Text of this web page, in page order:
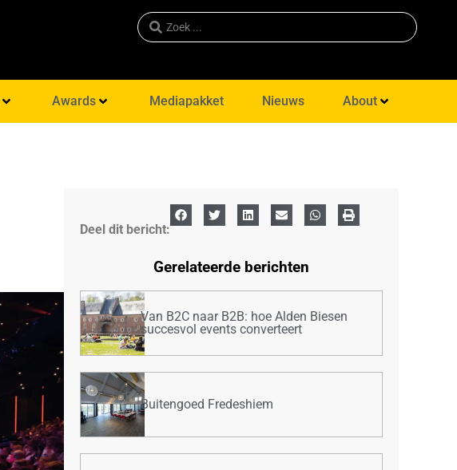
Awards Mediapakket Nieuws About
Deel dit bericht:
Gerelateerde berichten
Van B2C naar B2B: hoe Alden Biesen
succesvol events converteert
Buitengoed Fredeshiem